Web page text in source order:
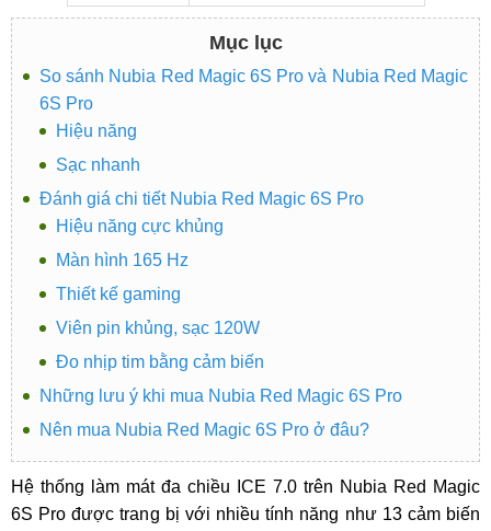
Mục lục
So sánh Nubia Red Magic 6S Pro và Nubia Red Magic
6S Pro
Hiệu năng
Sạc nhanh
Đánh giá chi tiết Nubia Red Magic 6S Pro
Hiệu năng cực khủng
Màn hình 165 Hz
Thiết kế gaming
Viên pin khủng, sạc 120W
Đo nhịp tim bằng cảm biến
Những lưu ý khi mua Nubia Red Magic 6S Pro
Nên mua Nubia Red Magic 6S Pro ở đâu?
Hệ thống làm mát đa chiều ICE 7.0 trên Nubia Red Magic
6S Pro được trang bị với nhiều tính năng như 13 cảm biến